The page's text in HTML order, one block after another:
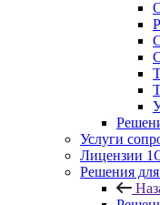
Услуги
Лицензии
Решения